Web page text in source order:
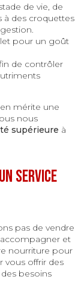
de vie, de
à des croquettes
.
pour un goût
de contrôler
mérite une
nous
supérieure à
service
pas de vendre
et
nourriture pour
vous offrir des
besoins